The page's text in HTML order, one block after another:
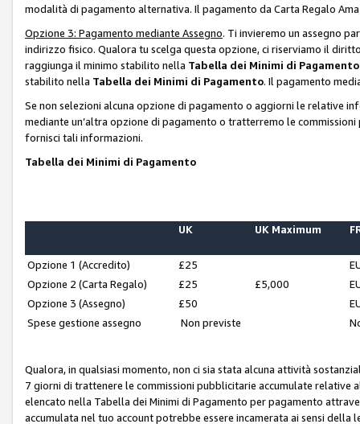
modalità di pagamento alternativa. Il pagamento da Carta Regalo
Opzione 3: Pagamento mediante Assegno. Ti invieremo un assegno
indirizzo fisico. Qualora tu scelga questa opzione, ci riserviamo il
raggiunga il minimo stabilito nella Tabella dei Minimi di Pagamento
stabilito nella Tabella dei Minimi di Pagamento. Il pagamento
Se non selezioni alcuna opzione di pagamento o aggiorni le relative
mediante un’altra opzione di pagamento o tratterremo le
fornisci tali informazioni.
Tabella dei Minimi di Pagamento
UK UK Maximum
Opzione 1 (Accredito) £25
Opzione 2 (Carta Regalo)
£25 £5,000
Opzione 3 (Assegno)
£50
Spese gestione assegno
Non previste
Qualora, in qualsiasi momento, non ci sia stata alcuna attività
7 giorni di trattenere le commissioni pubblicitarie accumulate
elencato nella Tabella dei Minimi di Pagamento per pagamento
accumulata nel tuo account potrebbe essere incamerata ai sensi